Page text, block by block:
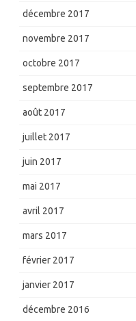
décembre 2017
novembre 2017
octobre 2017
septembre 2017
août 2017
juillet 2017
juin 2017
mai 2017
avril 2017
mars 2017
février 2017
janvier 2017
décembre 2016